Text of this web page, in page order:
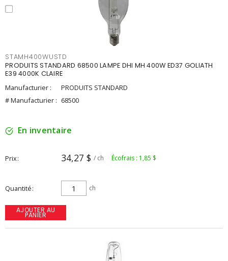
STAMH400WUSTD
PRODUITS STANDARD 68500 LAMPE DHI MH 400W ED37 GOLIATH
E39 4000K CLAIRE
Manufacturier :
PRODUITS STANDARD
# Manufacturier : 68500
En inventaire
Prix 34,27 $ / ch Écofrais : 1,85 $
Quantité ch
AJOUTER AU
PANIER